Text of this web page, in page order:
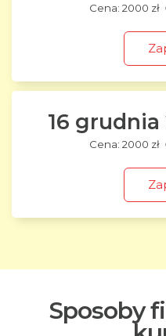
2000 zł
16 grudnia
2000 zł
Sposoby